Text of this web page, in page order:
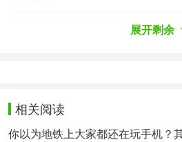
有村在高畑产后第二天就去探
“生完第二天如果是朋友的话我
展开剩余
相关阅读
你以为地铁上大家都还在玩手机？